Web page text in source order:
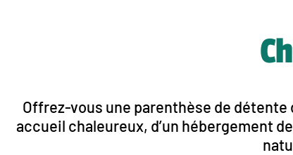
Offrez-vous une parenthèse de détente
accueil chaleureux, d’un hébergement